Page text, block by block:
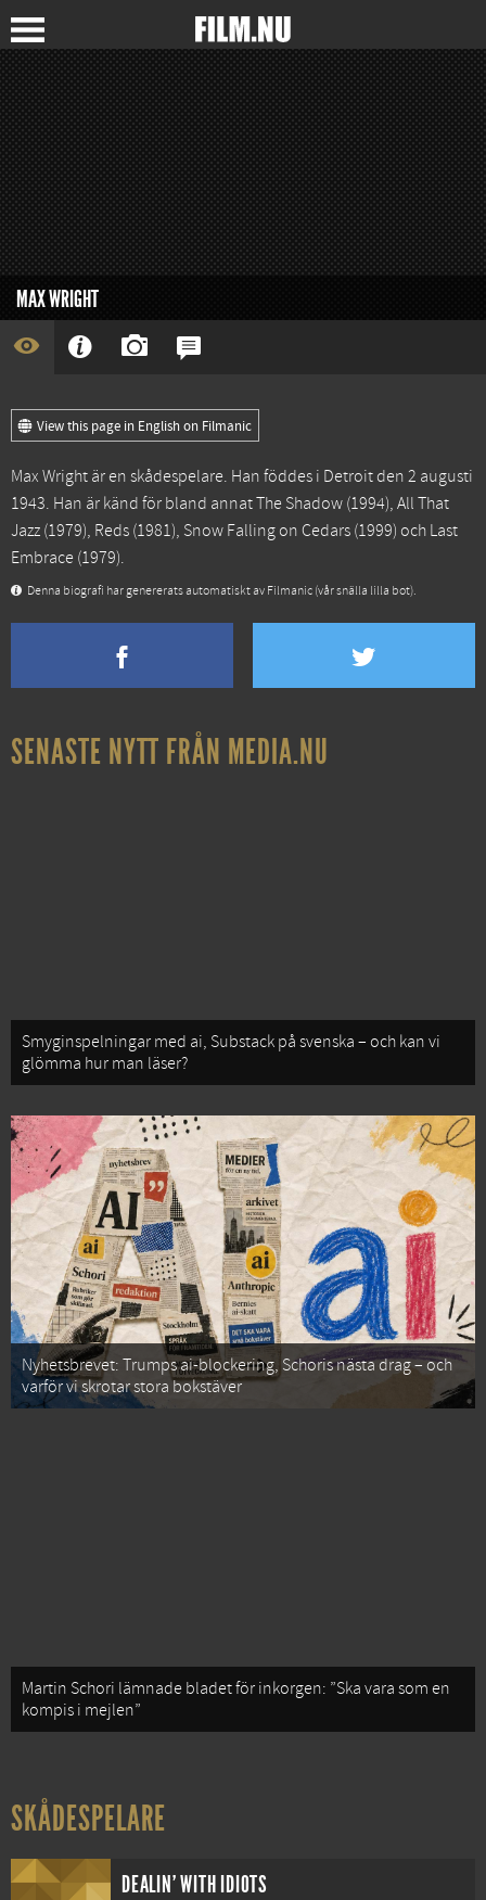
MAX WRIGHT
View this page in English on Filmanic
Max Wright är en skådespelare. Han föddes i Detroit den 2 augusti
1943. Han är känd för bland annatThe Shadow (1994), All That
Jazz (1979), Reds (1981), Snow Falling on Cedars (1999) och Last
Embrace (1979).
Denna biografi har genererats automatiskt av Filmanic (vår snälla lilla bot).
SENASTE NYTT FRÅN MEDIA.NU
Smyginspelningar med ai, Substack på svenska – och kan vi
glömma hur man läser?
Nyhetsbrevet: Trumps ai-blockering, Schoris nästa drag – och
varför vi skrotar stora bokstäver
Martin Schori lämnade bladet för inkorgen: ”Ska vara som en
kompis i mejlen”
SKÅDESPELARE
DEALIN' WITH IDIOTS